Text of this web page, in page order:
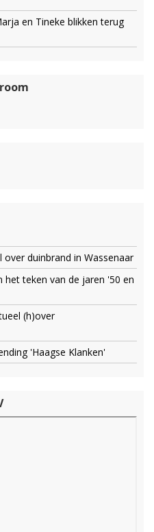
en Tineke blikken terug
duinbrand in Wassenaar
het teken van de jaren '50 en
(h)over
'Haagse Klanken'